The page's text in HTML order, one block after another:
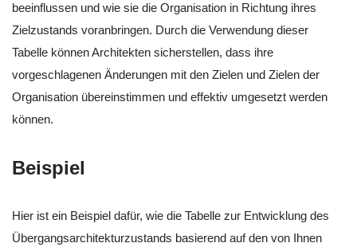
beeinflussen und wie sie die Organisation in Richtung ihres
Zielzustands voranbringen. Durch die Verwendung dieser
Tabelle können Architekten sicherstellen, dass ihre
vorgeschlagenen Änderungen mit den Zielen und Zielen der
Organisation übereinstimmen und effektiv umgesetzt werden
können.
Beispiel
Hier ist ein Beispiel dafür, wie die Tabelle zur Entwicklung des
Übergangsarchitekturzustands basierend auf den von Ihnen